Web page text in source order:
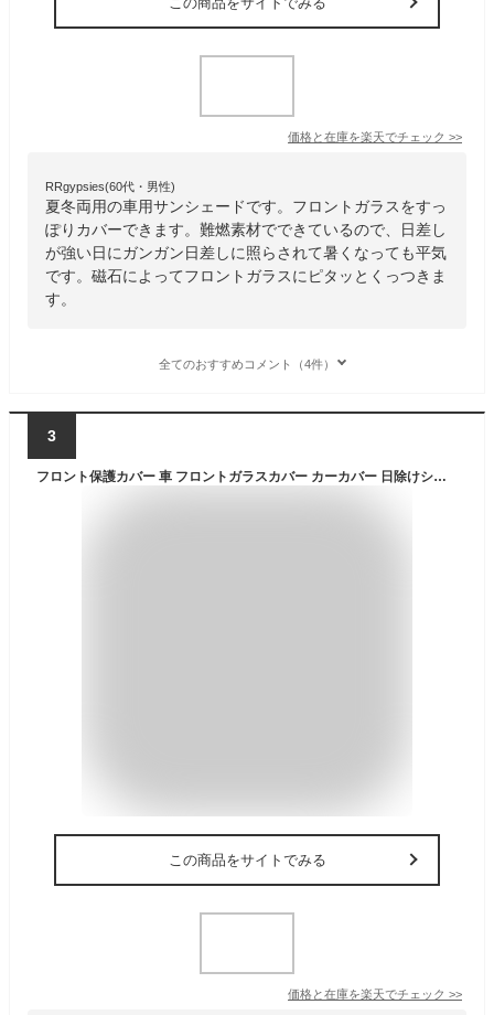
価格と在庫を楽天でチェック >>
RRgypsies(60代・男性)
夏冬両用の車用サンシェードです。フロントガラスをすっ
ぽりカバーできます。難燃素材でできているので、日差し
が強い日にガンガン日差しに照らされて暑くなっても平気
です。磁石によってフロントガラスにピタッとくっつきま
す。
全てのおすすめコメント（4件）
3
フロント保護カバー 車 フロントガラスカバー カーカバー 日除けシート フロントカバー カーフロントガラスカバー 外付け オールシーズン 夏冬兼用 遮光サンシェード 固定マグネット 厚手タイプ 日よけ 雪よけカバー 凍結防止 積雪 ドアミラーカバー付き 約110cm×約140cm
この商品をサイトでみる
価格と在庫を楽天でチェック >>